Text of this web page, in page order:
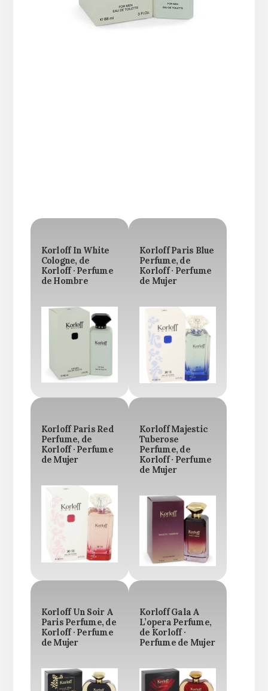
Korloff In White
Cologne, de
Korloff · Perfume
de Hombre
Korloff Paris Blue
Perfume, de
Korloff · Perfume
de Mujer
Korloff Paris Red
Perfume, de
Korloff · Perfume
de Mujer
Korloff Majestic
Tuberose
Perfume, de
Korloff · Perfume
de Mujer
Korloff Un Soir A
Paris Perfume, de
Korloff · Perfume
de Mujer
Korloff Gala A
L’opera Perfume,
de Korloff ·
Perfume de Mujer